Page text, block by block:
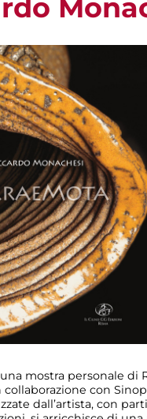
una mostra personale
collaborazione con
dall’artista, con